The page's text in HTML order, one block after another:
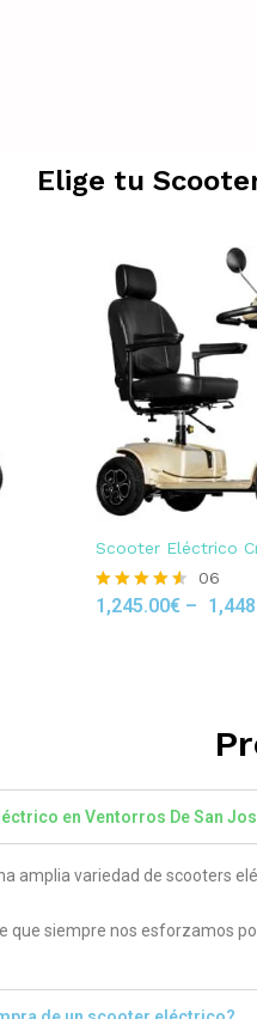
Elige tu
Scooter Eléctrico
Rated
06
1,245.00€–
en Ventorros De San
amplia variedad de scooters
que siempre nos esforzamos